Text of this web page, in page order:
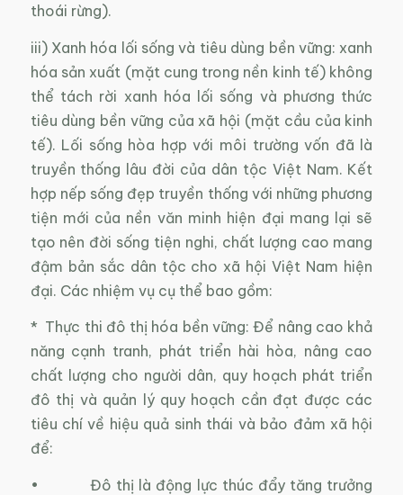
thoái rừng).
iii) Xanh hóa lối sống và tiêu dùng bền vững: xanh
hóa sản xuất (mặt cung trong nền kinh tế) không
thể tách rời xanh hóa lối sống và phương thức
tiêu dùng bền vững của xã hội (mặt cầu của kinh
tế). Lối sống hòa hợp với môi trường vốn đã là
truyền thống lâu đời của dân tộc Việt Nam. Kết
hợp nếp sống đẹp truyền thống với những phương
tiện mới của nền văn minh hiện đại mang lại sẽ
tạo nên đời sống tiện nghi, chất lượng cao mang
đậm bản sắc dân tộc cho xã hội Việt Nam hiện
đại. Các nhiệm vụ cụ thể bao gồm:
* Thực thi đô thị hóa bền vững: Để nâng cao khả
năng cạnh tranh, phát triển hài hòa, nâng cao
chất lượng cho người dân, quy hoạch phát triển
đô thị và quản lý quy hoạch cần đạt được các
tiêu chí về hiệu quả sinh thái và bảo đảm xã hội
để:
• Đô thị là động lực thúc đẩy tăng trưởng